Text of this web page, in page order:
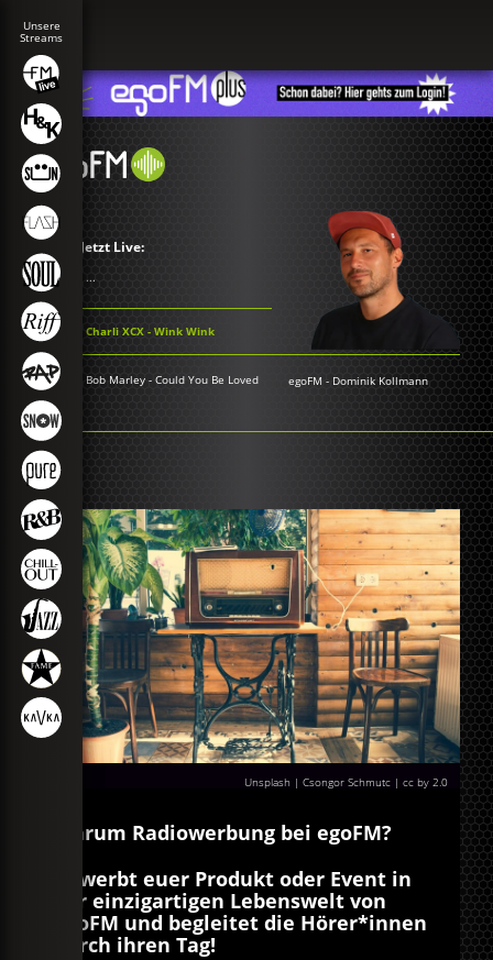
Jetzt Live:
...
Charli XCX - Wink Wink
Bob Marley - Could You Be Loved egoFM - Dominik Kollmann
Unsplash | Csongor Schmutc | cc by 2.0
Warum Radiowerbung bei egoFM?
Bewerbt euer Produkt oder Event in
der einzigartigen Lebenswelt von
egoFM und begleitet die Hörer*innen
durch ihren Tag!